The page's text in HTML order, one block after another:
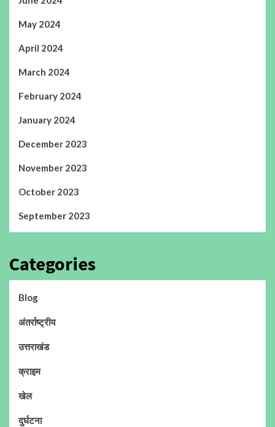
May 2024
April 2024
March 2024
February 2024
January 2024
December 2023
November 2023
October 2023
September 2023
Categories
Blog
अंतर्राष्ट्रीय
उत्तराखंड
क्राइम
खेल
दुर्घटना